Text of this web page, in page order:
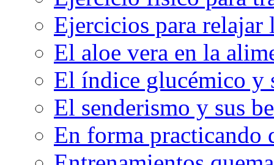
Ejercicios para relajar
El aloe vera en la
El índice glucémico y
El senderismo y sus
En forma practicando